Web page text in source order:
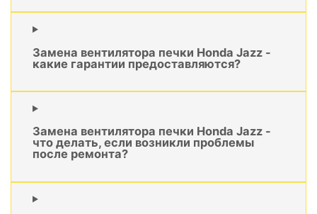
Замена вентилятора печки Honda Jazz -
какие гарантии предоставляются?
Замена вентилятора печки Honda Jazz -
что делать, если возникли проблемы
после ремонта?